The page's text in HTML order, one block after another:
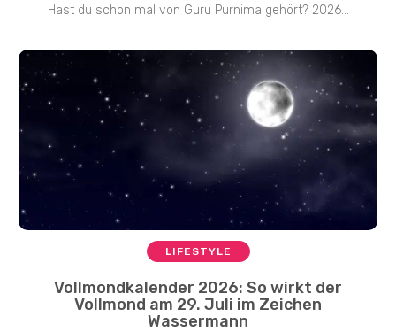
Hast du schon mal von Guru Purnima gehört? 2026...
LIFESTYLE
Vollmondkalender 2026: So wirkt der
Vollmond am 29. Juli im Zeichen
Wassermann